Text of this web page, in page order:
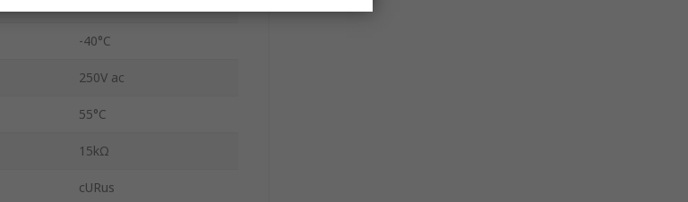
-40°C
250V ac
55°C
15kΩ
cURus